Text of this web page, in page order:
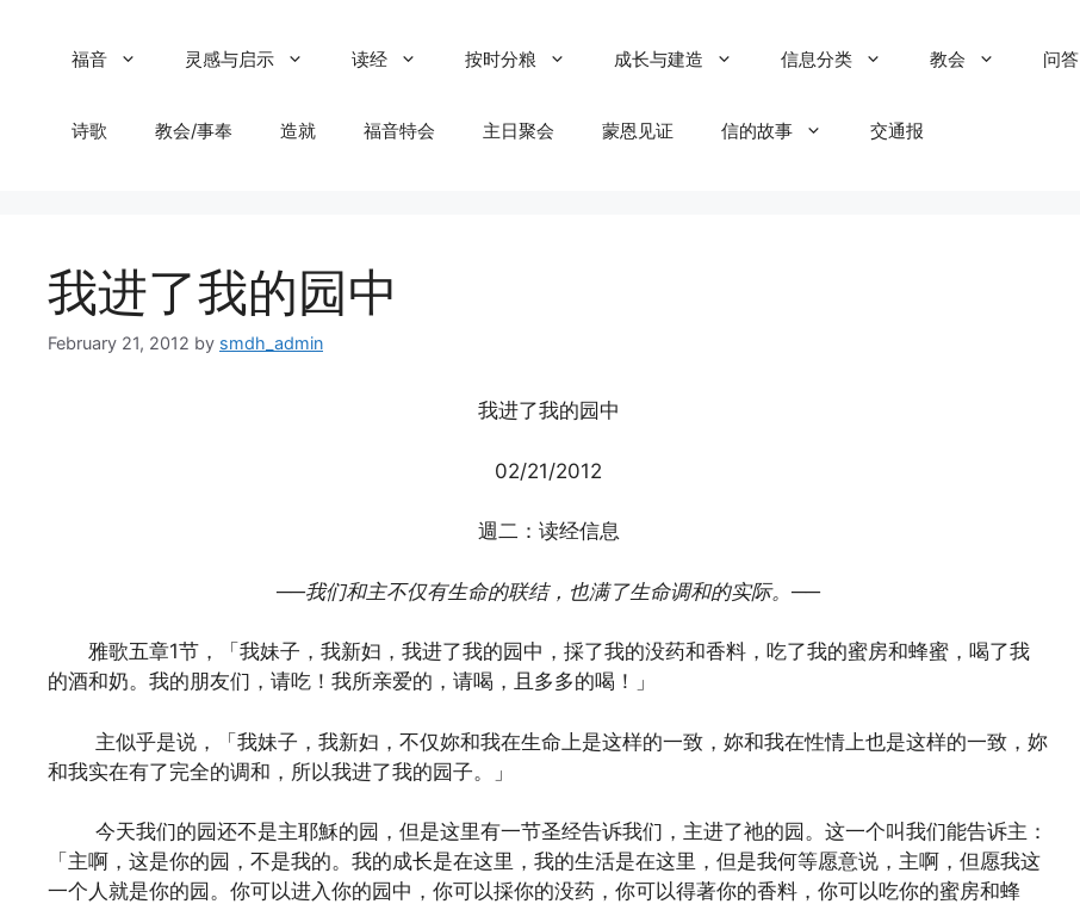
福音 灵感与启示 读经 按时分粮 成长与建造 信息分类 教会 问答
诗歌 教会/事奉 造就 福音特会 主日聚会 蒙恩见证 信的故事 交通报
我进了我的园中
February 21, 2012 by smdh_admin
我进了我的园中
02/21/2012
週二：读经信息
──我们和主不仅有生命的联结，也满了生命调和的实际。──
雅歌五章1节，「我妹子，我新妇，我进了我的园中，採了我的没药和香料，吃了我的蜜房和蜂蜜，喝了我
的酒和奶。我的朋友们，请吃！我所亲爱的，请喝，且多多的喝！」
主似乎是说，「我妹子，我新妇，不仅妳和我在生命上是这样的一致，妳和我在性情上也是这样的一致，妳
和我实在有了完全的调和，所以我进了我的园子。」
今天我们的园还不是主耶穌的园，但是这里有一节圣经告诉我们，主进了祂的园。这一个叫我们能告诉主：
「主啊，这是你的园，不是我的。我的成长是在这里，我的生活是在这里，但是我何等愿意说，主啊，但愿我这
一个人就是你的园。你可以进入你的园中，你可以採你的没药，你可以得著你的香料，你可以吃你的蜜房和蜂